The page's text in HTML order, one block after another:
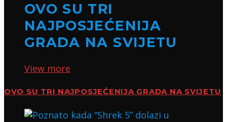
OVO SU TRI
NAJPOSJEĆENIJA
GRADA NA SVIJETU
View more
OVO SU TRI NAJPOSJEĆENIJA GRADA NA SVIJETU